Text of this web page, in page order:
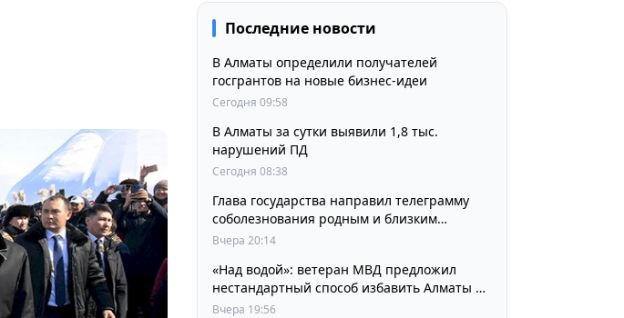
Последние новости
В Алматы определили получателей
госгрантов на новые бизнес-идеи
Сегодня 09:58
В Алматы за сутки выявили 1,8 тыс.
нарушений ПД
Сегодня 08:38
Глава государства направил телеграмму
соболезнования родным и близким
выдающегося кинорежиссера Ардака
Вчера 20:14
«Над водой»: ветеран МВД предложил
нестандартный способ избавить Алматы от
пробок и смога
Вчера 19:56